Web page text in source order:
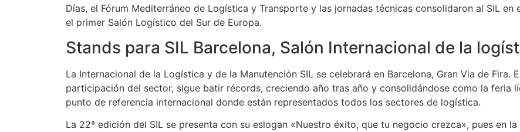
Días, el Fórum Mediterráneo de Logística y Transporte y las jornadas técnicas consolidaron al SIL
el primer Salón Logístico del Sur de Europa.
Stands para SIL Barcelona, Salón Internacional de la
La Internacional de la Logística y de la Manutención SIL se celebrará en Barcelona, Gran Via de Fira.
participación del sector, sigue batir récords, creciendo año tras año y consolidándose como la feria
punto de referencia internacional donde están representados todos los sectores de logística.
La 22ª edición del SIL se presenta con su eslogan «Nuestro éxito, que tu negocio crezca», pues en